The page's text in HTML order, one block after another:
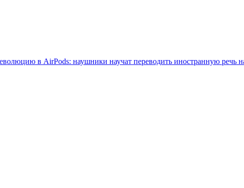
в AirPods: наушники научат переводить иностранную речь